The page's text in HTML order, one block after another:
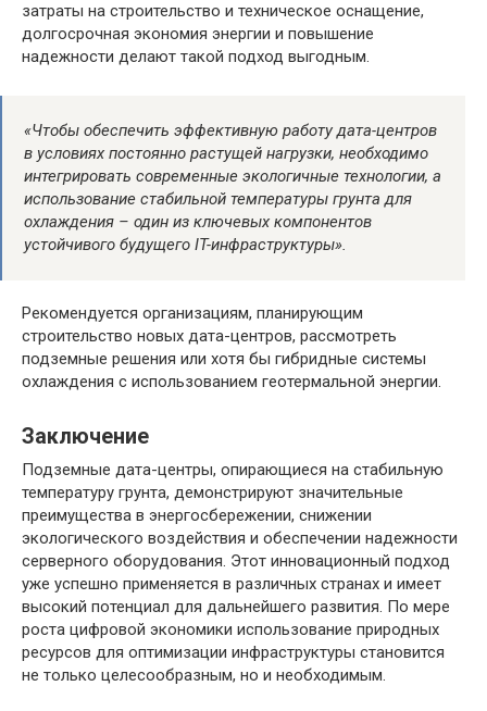
затраты на строительство и техническое оснащение,
долгосрочная экономия энергии и повышение
надежности делают такой подход выгодным.
«Чтобы обеспечить эффективную работу дата-центров
в условиях постоянно растущей нагрузки, необходимо
интегрировать современные экологичные технологии, а
использование стабильной температуры грунта для
охлаждения – один из ключевых компонентов
устойчивого будущего IT-инфраструктуры».
Рекомендуется организациям, планирующим
строительство новых дата-центров, рассмотреть
подземные решения или хотя бы гибридные системы
охлаждения с использованием геотермальной энергии.
Заключение
Подземные дата-центры, опирающиеся на стабильную
температуру грунта, демонстрируют значительные
преимущества в энергосбережении, снижении
экологического воздействия и обеспечении надежности
серверного оборудования. Этот инновационный подход
уже успешно применяется в различных странах и имеет
высокий потенциал для дальнейшего развития. По мере
роста цифровой экономики использование природных
ресурсов для оптимизации инфраструктуры становится
не только целесообразным, но и необходимым.